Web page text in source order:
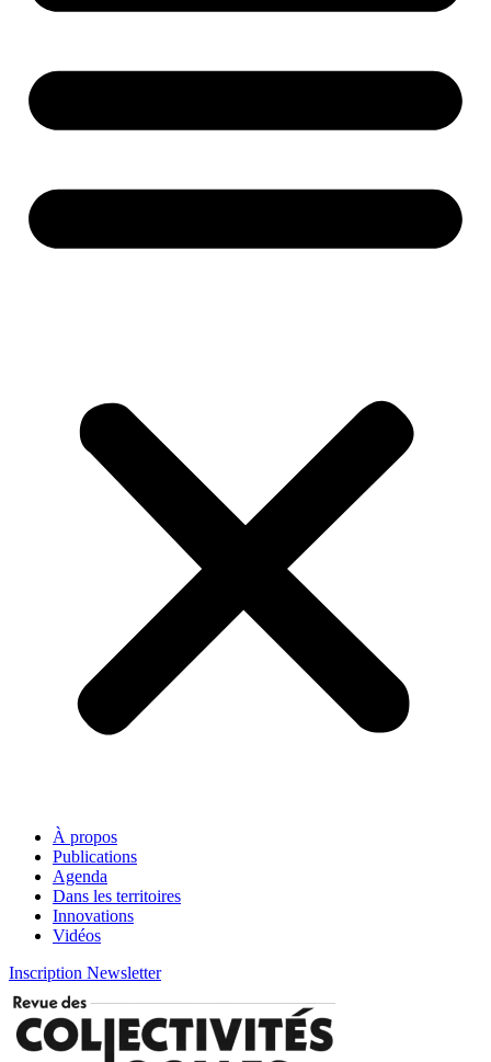
À propos
Publications
Agenda
Dans les territoires
Innovations
Vidéos
Inscription Newsletter